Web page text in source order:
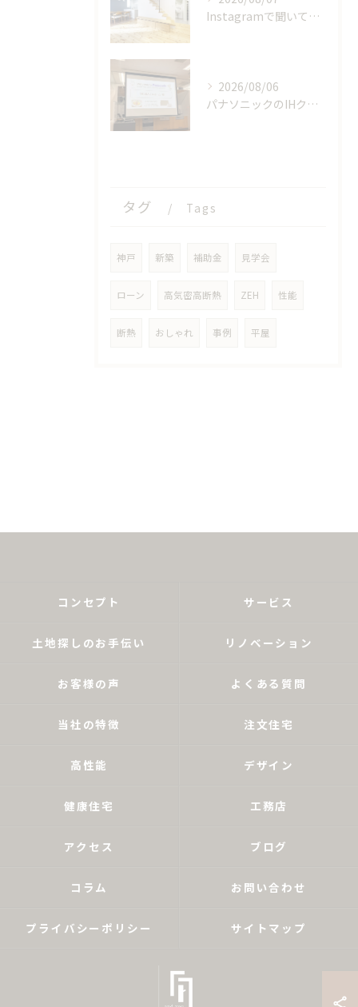
Instagramで聞いてみました！みんなの夏のお家事情
2026/08/06
パナソニックのIHクッキングヒーターの工場見学に参加しました！【後編】
タグ Tags
神戸 新築 補助金 見学会
ローン 高気密高断熱 ZEH 性能
断熱 おしゃれ 事例 平屋
コンセプト サービス
土地探しのお手伝い リノベーション
お客様の声 よくある質問
当社の特徴 注文住宅
高性能 デザイン
健康住宅 工務店
アクセス ブログ
コラム お問い合わせ
プライバシーポリシー サイトマップ